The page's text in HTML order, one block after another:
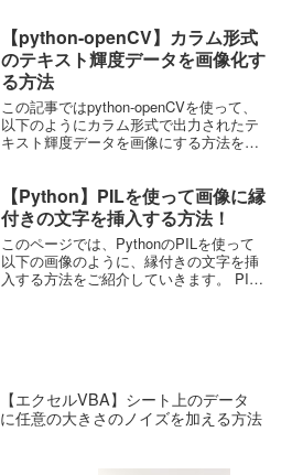
データを入力するだけでOKです。 それ
ではさっそくや...
【python-openCV】カラム形式
のテキスト輝度データを画像化す
る方法
この記事ではpython-openCVを使って、
以下のようにカラム形式で出力されたテ
キスト輝度データを画像にする方法をご
です。 基本的には前回記事の逆を実行し
ていくこ...
【Python】PILを使って画像に縁
付きの文字を挿入する方法！
このページでは、PythonのPILを使って
以下の画像のように、縁付きの文字を挿
入する方法をご紹介していきます。 PIL
【エクセルVBA】シート上のデータ
に任意の大きさのノイズを加える方法